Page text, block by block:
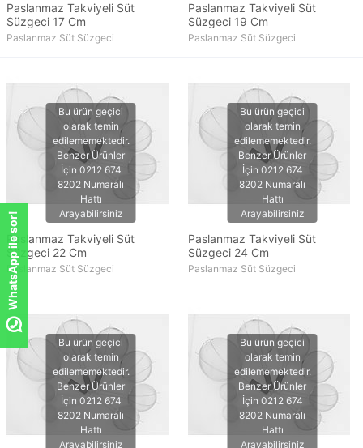
Paslanmaz Takviyeli Süt
Süzgeci 17 Cm
Paslanmaz Süt Süzgeci
Paslanmaz Takviyeli Süt
Süzgeci 19 Cm
Paslanmaz Süt Süzgeci
Paslanmaz Takviyeli Süt
Süzgeci 22 Cm
Paslanmaz Süt Süzgeci
Paslanmaz Takviyeli Süt
Süzgeci 24 Cm
Paslanmaz Süt Süzgeci
WhatsApp ile sor!